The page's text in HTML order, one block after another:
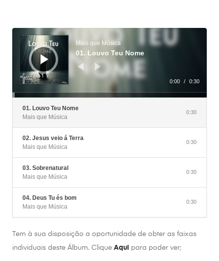
Audio-
Player
Mais que Música
01. Louvo Teu Nome
0:00 / 0:30
01. Louvo Teu Nome
Mais que Música
0:30
02. Jesus veio á Terra
Mais que Música
0:30
03. Sobrenatural
Mais que Música
0:30
04. Deus Tu és bom
Mais que Música
0:30
Tem à sua disposição a oportunidade de obter as faixas
individuais deste Álbum. Clique Aqui para poder ver;